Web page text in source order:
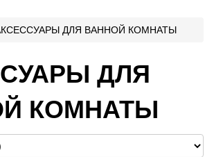
ДЛЯ ВАННОЙ КОМНАТЫ
ДЛЯ
КОМНАТЫ